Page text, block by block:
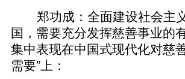
郑功成：全面建设社会主
国，需要充分发挥慈善事业的
集中表现在中国式现代化对慈
需要”上：